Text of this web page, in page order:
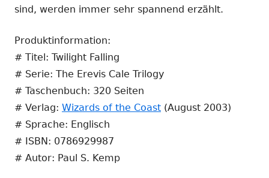
sind, werden immer sehr spannend erzählt.
Produktinformation:
# Titel: Twilight Falling
# Serie: The Erevis Cale Trilogy
# Taschenbuch: 320 Seiten
# Verlag: Wizards of the Coast (August 2003)
# Sprache: Englisch
# ISBN: 0786929987
# Autor: Paul S. Kemp